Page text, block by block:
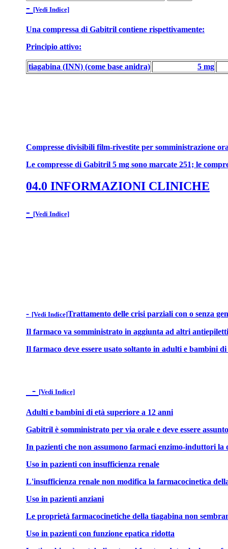
- [Vedi Indice]
Una compressa di Gabitril contiene rispettivamente:
Principio attivo:
tiagabina (INN) (come base anidra) 5 mg
Compresse divisibili film-rivestite per somministrazione
Le compresse di Gabitril 5 mg sono marcate 251; le
04.0 INFORMAZIONI CLINICHE
- [Vedi Indice]
- [Vedi Indice]Trattamento delle crisi parziali con o senza
Il farmaco va somministrato in aggiunta ad altri
Il farmaco deve essere usato soltanto in adulti e bambini
- [Vedi Indice]
Adulti e bambini di età superiore a 12 anni
Gabitril è somministrato per via orale e deve essere
In pazienti che non assumono farmaci enzimo-induttori la
Uso in pazienti con insufficienza renale
L'insufficienza renale non modifica la farmacocinetica
Uso in pazienti anziani
Le proprietà farmacocinetiche della tiagabina non
Uso in pazienti con funzione epatica ridotta